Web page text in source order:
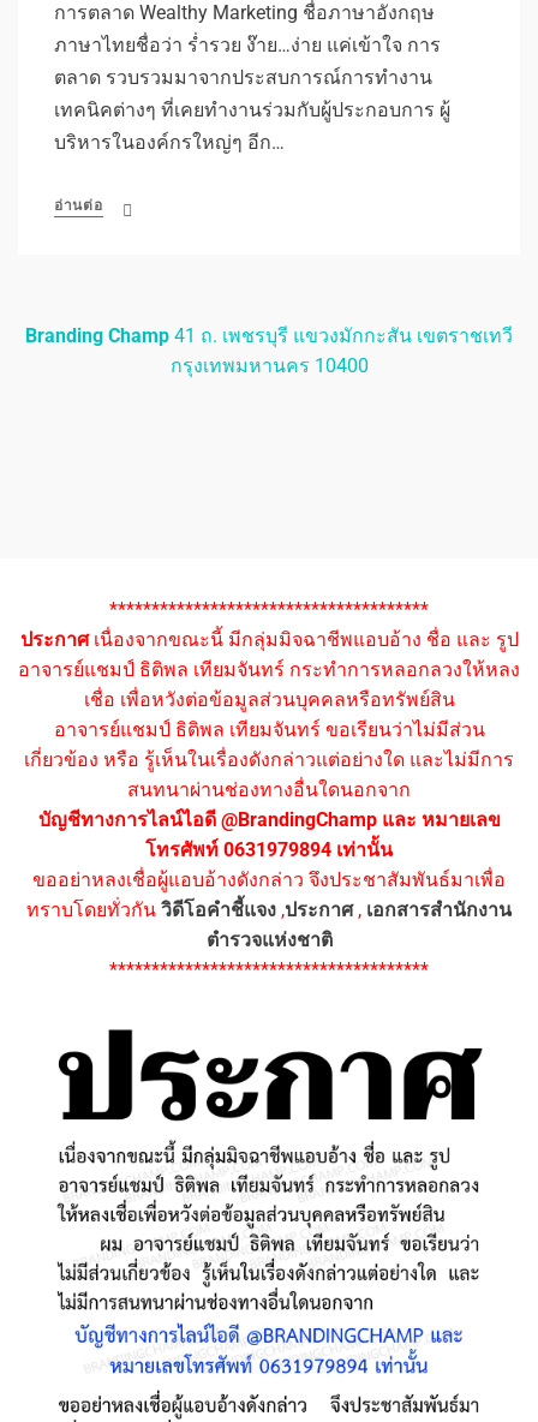
การตลาด Wealthy Marketing ชื่อภาษาอังกฤษ
ภาษาไทยชื่อว่า ร่ำรวย ง๊าย…ง่าย แค่เข้าใจ การ
ตลาด รวบรวมมาจากประสบการณ์การทำงาน
เทคนิคต่างๆ ที่เคยทำงานร่วมกับผู้ประกอบการ ผู้
บริหารในองค์กรใหญ่ๆ อีก…
อ่านต่อ
Branding Champ 41 ถ. เพชรบุรี แขวงมักกะสัน เขตราชเทวี
กรุงเทพมหานคร 10400
**************************************
ประกาศเนื่องจากขณะนี้ มีกลุ่มมิจฉาชีพแอบอ้าง ชื่อ และ รูป
อาจารย์แชมป์ ธิติพล เทียมจันทร์ กระทำการหลอกลวงให้หลง
เชื่อ เพื่อหวังต่อข้อมูลส่วนบุคคลหรือทรัพย์สิน
อาจารย์แชมป์ ธิติพล เทียมจันทร์ ขอเรียนว่าไม่มีส่วน
เกี่ยวข้อง หรือ รู้เห็นในเรื่องดังกล่าวแต่อย่างใด และไม่มีการ
สนทนาผ่านช่องทางอื่นใดนอกจาก
บัญชีทางการไลน์ไอดี @BrandingChamp และ หมายเลข
โทรศัพท์ 0631979894 เท่านั้น
ขออย่าหลงเชื่อผู้แอบอ้างดังกล่าว จึงประชาสัมพันธ์มาเพื่อ
ทราบโดยทั่วกัน วิดีโอคำชี้แจง ,ประกาศ, เอกสารสำนักงาน
ตำรวจแห่งชาติ
**************************************